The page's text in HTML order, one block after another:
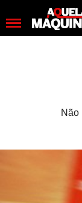
Não